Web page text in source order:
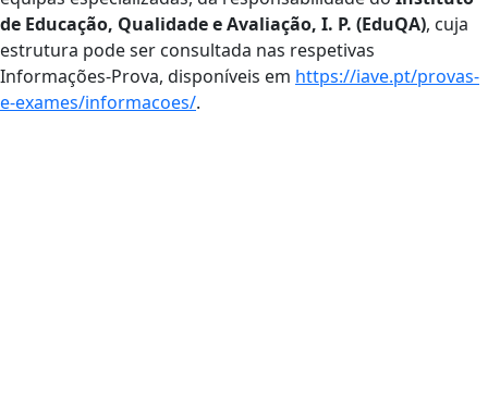
de Educação, Qualidade e Avaliação, I. P. (EduQA), cuja
estrutura pode ser consultada nas respetivas
Informações-Prova, disponíveis em https://iave.pt/provas-
e-exames/informacoes/.